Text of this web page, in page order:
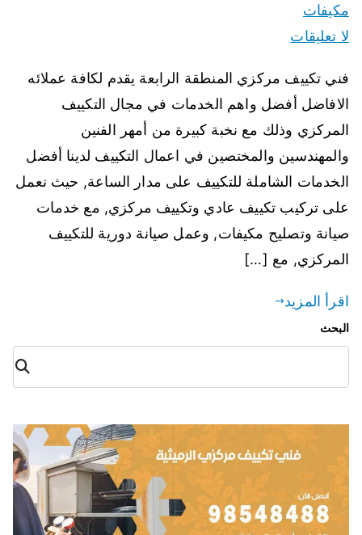
مكيفات
لا تعليقات
فني تكييف مركزي المنطقة الرابعة يقدم لكافة عملائه
الافاضل أفضل واهم الخدمات في مجال التكييف
المركزي وذلك مع نخبة كبيرة من أمهر الفنين
والمهندسين والمختصين في اعمال التكييف لدينا أفضل
الخدمات الشاملة للتكييف على مدار الساعة, حيث نعمل
على تركيب تكييف عادي وتكييف مركزي, مع خدمات
صيانة وتصليح مكيفات, وعمل صيانة دورية للتكييف
المركزي, مع […]
اقرأ المزيد
البحث
البح
ث